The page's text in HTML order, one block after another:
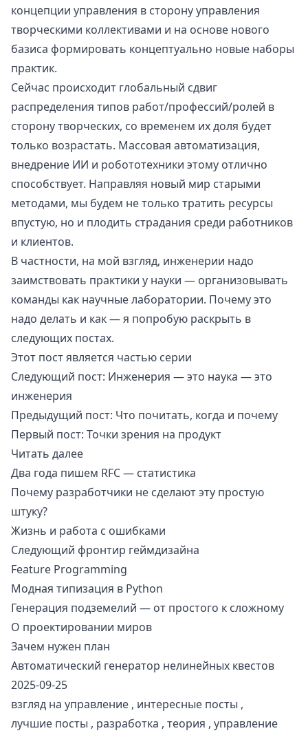
концепции управления в сторону управления
творческими коллективами и на основе нового
базиса формировать концептуально новые наборы
практик.
Сейчас происходит глобальный сдвиг
распределения типов работ/профессий/ролей в
сторону творческих, со временем их доля будет
только возрастать. Массовая автоматизация,
внедрение ИИ и робототехники этому отлично
способствует. Направляя новый мир старыми
методами, мы будем не только тратить ресурсы
впустую, но и плодить страдания среди работников
и клиентов.
В частности, на мой взгляд, инженерии надо
заимствовать практики у науки — организовывать
команды как научные лаборатории. Почему это
надо делать и как — я попробую раскрыть в
следующих постах.
Этот пост является частью серии
Следующий пост: Инженерия — это наука — это
инженерия
Предыдущий пост: Что почитать, когда и почему
Первый пост: Точки зрения на продукт
Читать далее
Два года пишем RFC — статистика
Почему разработчики не сделают эту простую
штуку?
Жизнь и работа с ошибками
Следующий фронтир геймдизайна
Feature Programming
Модная типизация в Python
Генерация подземелий — от простого к сложному
О проектировании миров
Зачем нужен план
Автоматический генератор нелинейных квестов
2025-09-25
взгляд на управление , интересные посты ,
лучшие посты , разработка , теория , управление